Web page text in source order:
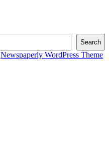
Search
Newspaperly WordPress Theme